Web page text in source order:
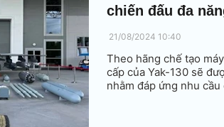
chiến đấu đa
21/08/2024 10:40
Theo hãng chế tạo
cấp của Yak-130 sẽ
nhằm đáp ứng nhu